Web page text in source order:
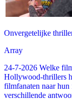
Onvergetelijke
Array
24-7-2026 Welke
Hollywood-thrillers
filmfanaten naar
verschillende